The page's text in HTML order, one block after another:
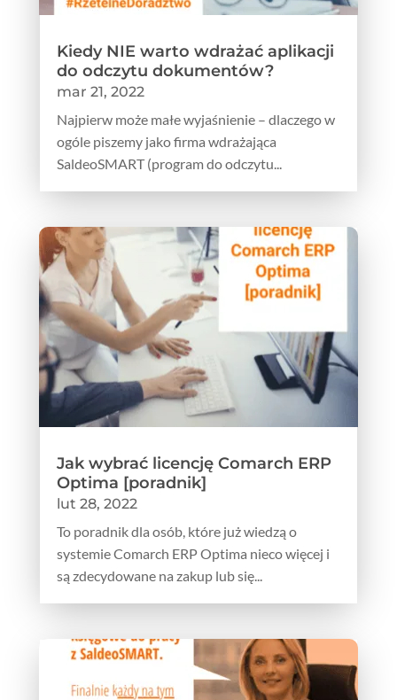
Kiedy NIE warto wdrażać aplikacji
do odczytu dokumentów?
mar 21, 2022
Najpierw może małe wyjaśnienie – dlaczego w
ogóle piszemy jako firma wdrażająca
SaldeoSMART (program do odczytu...
Jak wybrać licencję Comarch ERP
Optima [poradnik]
lut 28, 2022
To poradnik dla osób, które już wiedzą o
systemie Comarch ERP Optima nieco więcej i
są zdecydowane na zakup lub się...